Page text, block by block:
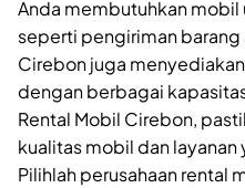
Anda membutuhkan
seperti pengiriman barang
Cirebon juga
dengan berbagai
Rental Mobil Cirebon,
kualitas mobil dan layanan
Pilihlah perusahaan rental